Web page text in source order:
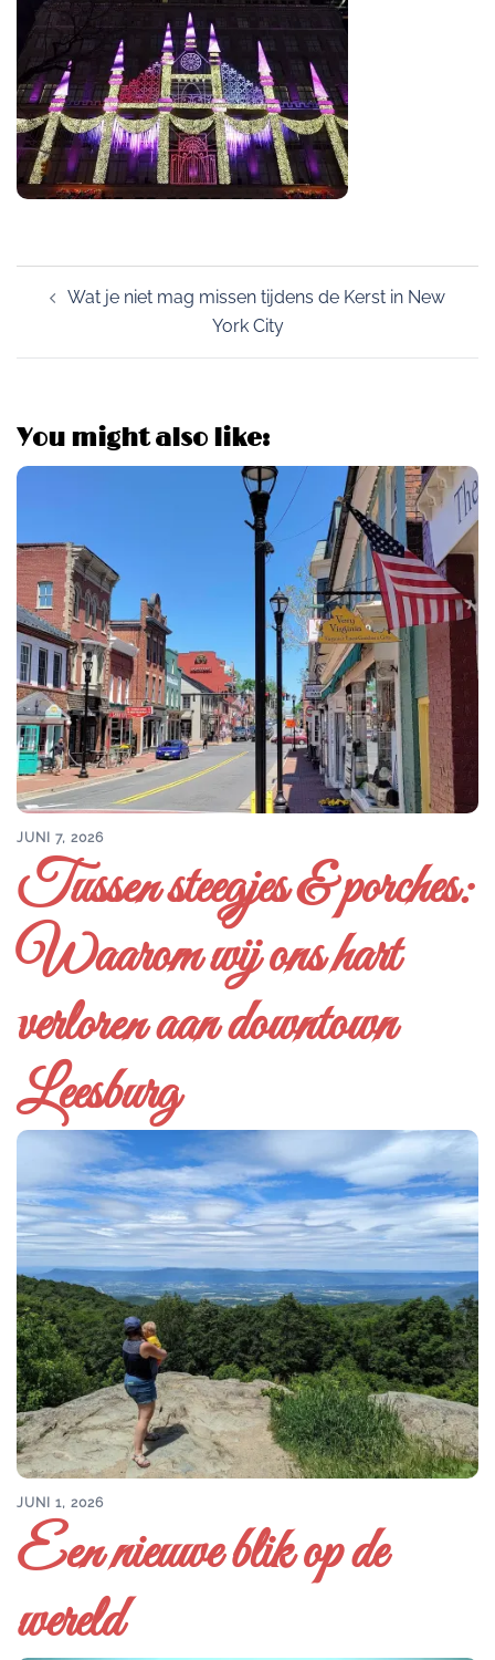
Post
navigation
Wat je niet mag missen tijdens de Kerst in New
York City
You might also like:
JUNI 7, 2026
Tussen steegjes & porches:
Waarom wij ons hart
verloren aan downtown
Leesburg
JUNI 1, 2026
Een nieuwe blik op de
wereld